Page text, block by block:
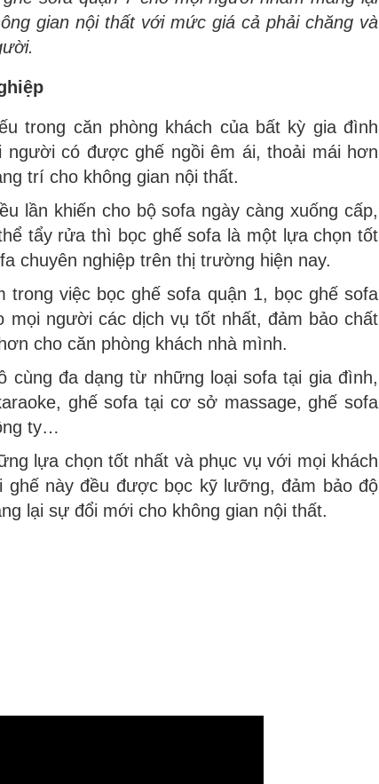
gian nội thất với mức giá cả phải chăng và
trong căn phòng khách của bất kỳ gia đình
có được ghế ngồi êm ái, thoải mái hơn
trí cho không gian nội thất.
lần khiến cho bộ sofa ngày càng xuống cấp,
tẩy rửa thì bọc ghế sofa là một lựa chọn tốt
chuyên nghiệp trên thị trường hiện nay.
việc bọc ghế sofa quận 1, bọc ghế sofa
mọi người các dịch vụ tốt nhất, đảm bảo chất
cho căn phòng khách nhà mình.
cùng đa dạng từ những loại sofa tại gia đình,
ghế sofa tại cơ sở massage, ghế sofa
ty…
lựa chọn tốt nhất và phục vụ với mọi khách
ghế này đều được bọc kỹ lưỡng, đảm bảo độ
lại sự đổi mới cho không gian nội thất.